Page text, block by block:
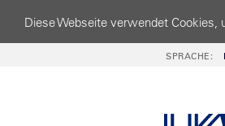
Diese Webseite verwendet Cookies,
SPRACHE: